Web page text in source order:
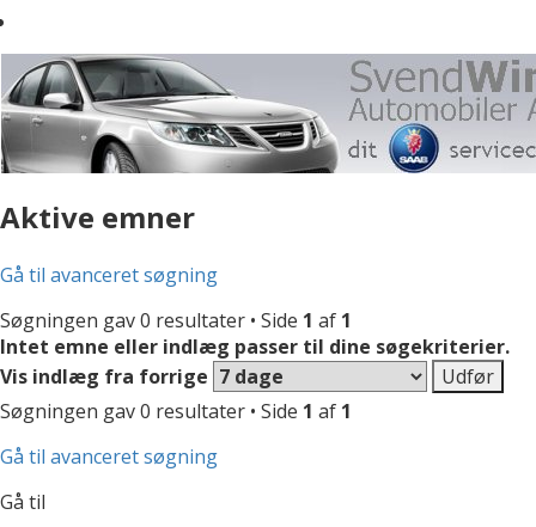
Aktive emner
Gå til avanceret søgning
Søgningen gav 0 resultater • Side 1 af 1
Intet emne eller indlæg passer til dine søgekriterier.
Vis indlæg fra forrige
Søgningen gav 0 resultater • Side 1 af 1
Gå til avanceret søgning
Gå til